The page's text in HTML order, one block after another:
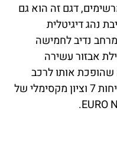
דגם זה הוא גם
נהג דיגיטלית
נדיב לחמישה
אבזור עשירה
שהופכת אותו לרכב
משפחתי בטוח במיוחד עם ציון בטיחות 7 וציון מקסימלי של